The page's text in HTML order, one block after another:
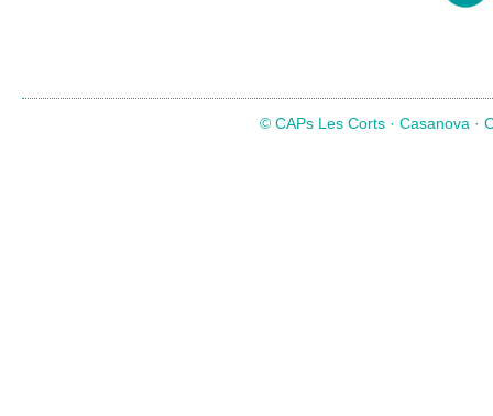
© CAPs Les Corts · Casanova ·